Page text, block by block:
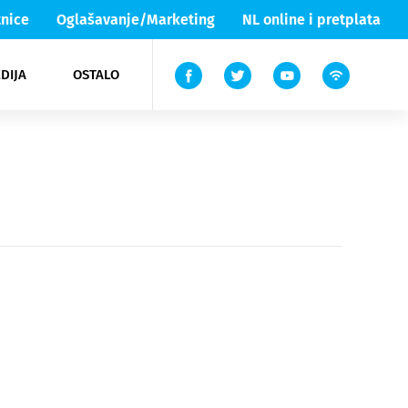
Oglašavanje/Marketing NL online i pretplata
OSTALO
Lika & Senj
TV